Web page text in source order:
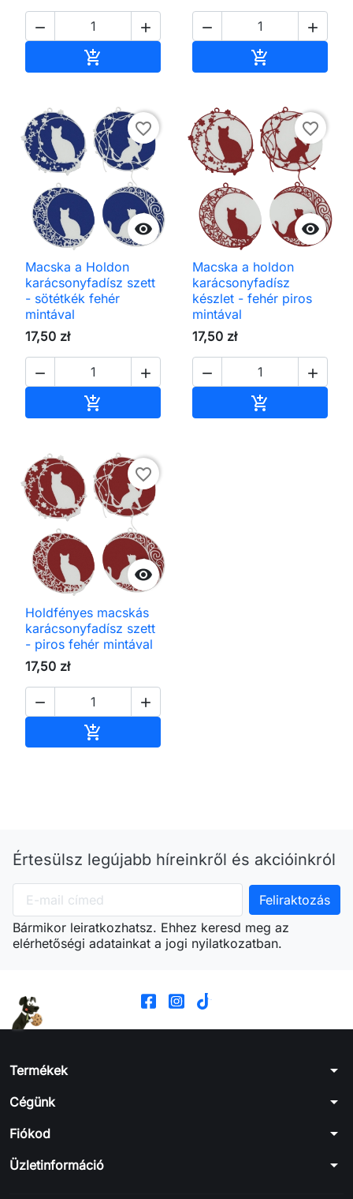
 

 


favorite_border
Macska a Holdon
karácsonyfadísz szett
- sötétkék fehér
mintával
17,50 zł
 


favorite_border
Macska a holdon
karácsonyfadísz
készlet - fehér piros
mintával
17,50 zł
 


favorite_border
Holdfényes macskás
karácsonyfadísz szett
- piros fehér mintával
17,50 zł
 

Értesülsz legújabb híreinkről és akcióinkról
Bármikor leiratkozhatsz. Ehhez keresd meg az
elérhetőségi adatainkat a jogi nyilatkozatban.
Termékek arrow_drop_down
Cégünk arrow_drop_down
Fiókod arrow_drop_down
Üzletinformáció arrow_drop_down